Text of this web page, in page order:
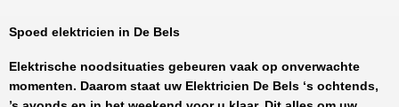
Spoed elektricien in De Bels
Elektrische noodsituaties gebeuren vaak op onverwachte
momenten. Daarom staat uw Elektricien De Bels ‘s ochtends,